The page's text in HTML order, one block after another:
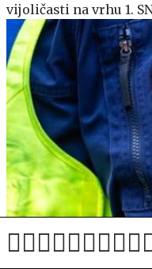
vijoličasti na vrhu 1.
Švedska trdi, da je